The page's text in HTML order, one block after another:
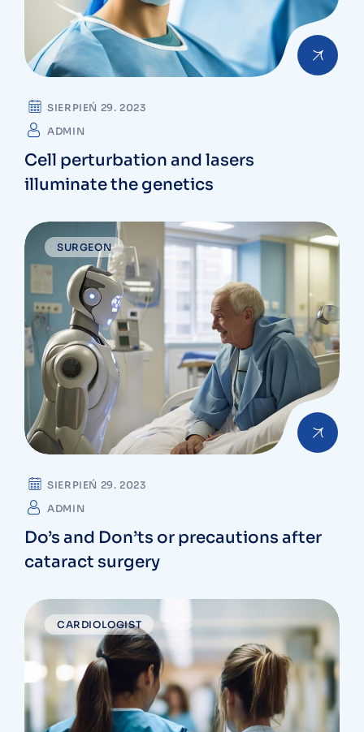
SIERPIEŃ 29. 2023
ADMIN
Cell perturbation and lasers
illuminate the genetics
SURGEON
SIERPIEŃ 29. 2023
ADMIN
Do’s and Don’ts or precautions after
cataract surgery
CARDIOLOGIST